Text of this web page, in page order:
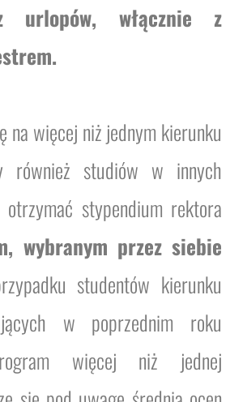
urlopów, włącznie z
na więcej niż jednym kierunku
również studiów w innych
otrzymać stypendium rektora
wybranym przez siebie
studentów kierunku
w poprzednim roku
więcej niż jednej